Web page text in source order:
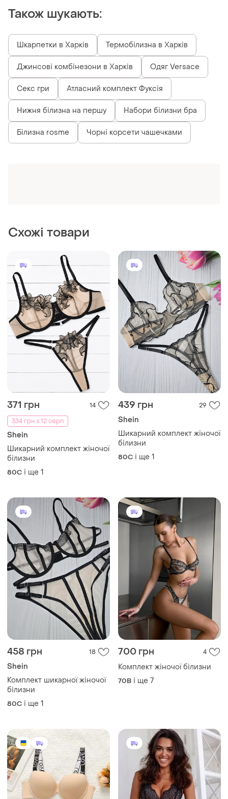
Також шукають:
Шкарпетки в Харків Термобілизна в Харків
Джинсові комбінезони в Харків Одяг Versace
Секс гри Атласний комплект Фуксія
Нижня білизна на першу Набори білизни бра
Білизна rosme Чорні корсети чашечками
371 грн
334 грн з 12 серп
Shein
Шикарний комплект жіночої
і ще
439 грн 29
Шикарний комплект жіночої
80C і ще 1
458 грн 18
Комплект шикарної жіночої
80C і ще 1
700 грн
Комплект жіночої білизни
70B і ще 7